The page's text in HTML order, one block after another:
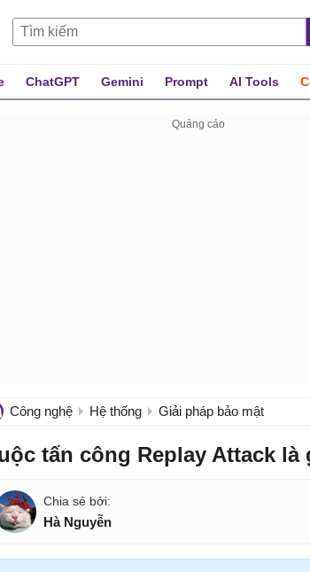
ChatGPT Gemini Prompt AI Tools
Công nghệ Hệ thống Giải pháp bảo mật
tấn công Replay Attack là
Hà Nguyễn